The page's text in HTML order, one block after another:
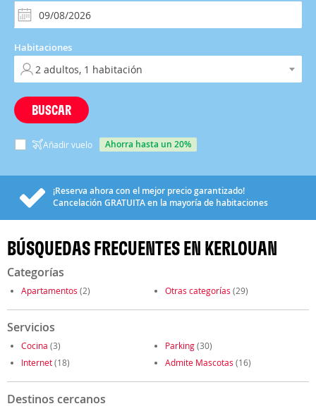
Habitaciones
BUSCAR
Añadir vuelo ahorra hasta un 20%
¡Reserva ahora con el mejor precio garantizado!
Cancelación GRATUITAen la mayoría de habitaciones
BÚSQUEDAS FRECUENTES EN KERLOUAN
Categorías
Apartamentos (2) Otras categorías (29)
Servicios
Cocina (3) Parking(30)
Internet(18) Admite Mascotas (16)
Destinos cercanos